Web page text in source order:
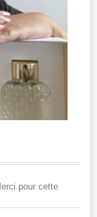
pour cette